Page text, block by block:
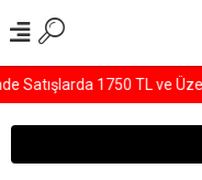
1750 TL ve